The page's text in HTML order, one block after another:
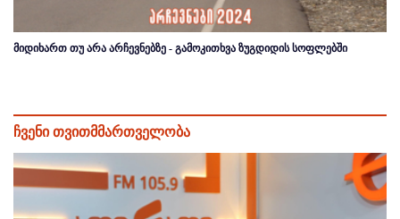
მიდიხართ თუ არა არჩევნებზე - გამოკითხვა ზუგდიდის სოფლებში
ჩვენი თვითმმართველობა